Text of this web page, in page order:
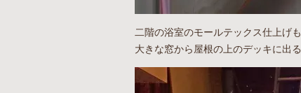
二階の浴室のモールテックス仕上げも
大きな窓から屋根の上のデッキに出